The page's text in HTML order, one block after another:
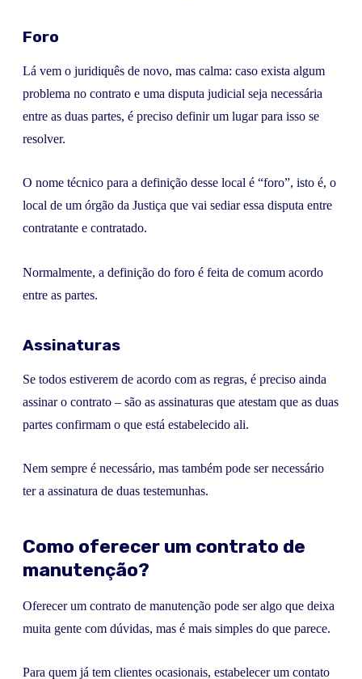
Foro
Lá vem o juridiquês de novo, mas calma: caso exista algum
problema no contrato e uma disputa judicial seja necessária
entre as duas partes, é preciso definir um lugar para isso se
resolver.
O nome técnico para a definição desse local é “foro”, isto é, o
local de um órgão da Justiça que vai sediar essa disputa entre
contratante e contratado.
Normalmente, a definição do foro é feita de comum acordo
entre as partes.
Assinaturas
Se todos estiverem de acordo com as regras, é preciso ainda
assinar o contrato – são as assinaturas que atestam que as duas
partes confirmam o que está estabelecido ali.
Nem sempre é necessário, mas também pode ser necessário
ter a assinatura de duas testemunhas.
Como oferecer um contrato de
manutenção?
Oferecer um contrato de manutenção pode ser algo que deixa
muita gente com dúvidas, mas é mais simples do que parece.
Para quem já tem clientes ocasionais, estabelecer um contato